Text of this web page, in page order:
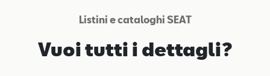
Configuratore
Listini e cataloghi SEAT
Vuoi tutti i dettagli?